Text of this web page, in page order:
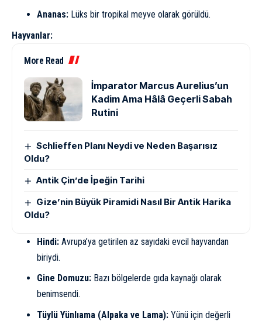
Ananas:Lüks bir tropikal meyve olarak görüldü.
Hayvanlar:
More Read
İmparator Marcus Aurelius’un
Kadim Ama Hâlâ Geçerli Sabah
Rutini
Schlieffen Planı Neydi ve Neden Başarısız
Oldu?
Antik Çin’de İpeğin Tarihi
Gize’nin Büyük Piramidi Nasıl Bir Antik Harika
Oldu?
Hindi:Avrupa’ya getirilen az sayıdaki evcil hayvandan
biriydi.
Gine Domuzu:Bazı bölgelerde gıda kaynağı olarak
benimsendi.
Tüylü Yünlıama (Alpaka ve Lama):Yünü için değerli